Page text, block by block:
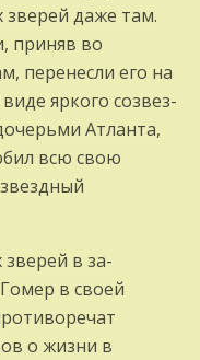
зверей даже там.
приняв во
перенесли его на
яркого созвез­
Атланта,
всю свою
в за­
в своей
о жизни в